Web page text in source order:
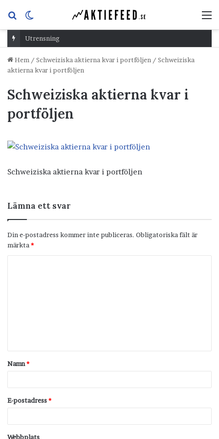
Sök
efterskin
Utrensning
Hem / Schweiziska aktierna kvar i portföljen / Schweiziska
aktierna kvar i portföljen
Schweiziska aktierna kvar i
portföljen
Schweiziska aktierna kvar i portföljen
Lämna ett svar
Din e-postadress kommer inte publiceras. Obligatoriska fält är
märkta *
t
a
Namn*
E-postadress*
Webbplats